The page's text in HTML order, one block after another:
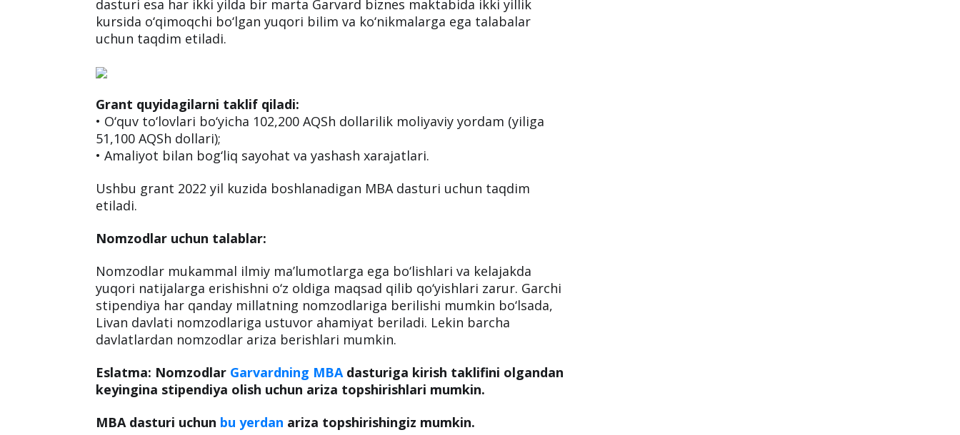
Dastur haqida qisqacha:
dunyodagi eng nufuzli universitetlardan birida o‘qitiladigan dunyodagi
dasturi esa har ikki yilda bir marta Garvard biznes maktabida ikki yillik
kursida o‘qimoqchi bo‘lgan yuqori bilim va ko‘nikmalarga ega talabalar
uchun taqdim etiladi.
Grant quyidagilarni taklif qiladi:
51,100 AQSh dollari);
Ushbu grant 2022 yil kuzida boshlanadigan MBA dasturi uchun taqdim
etiladi.
Nomzodlar uchun talablar:
Nomzodlar mukammal ilmiy ma’lumotlarga ega bo‘lishlari va kelajakda
yuqori natijalarga erishishni o‘z oldiga maqsad qilib qo‘yishlari zarur. Garchi
Livan davlati nomzodlariga ustuvor ahamiyat beriladi. Lekin barcha